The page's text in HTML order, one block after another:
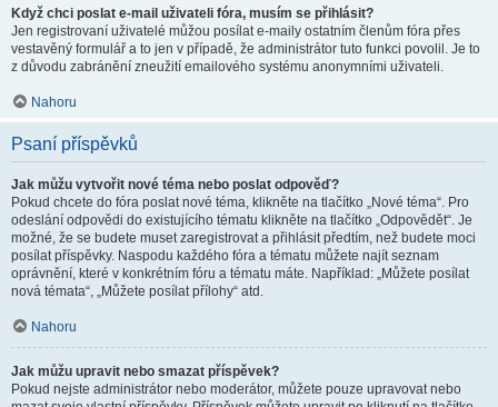
Když chci poslat e-mail uživateli fóra, musím se přihlásit?
Jen registrovaní uživatelé můžou posílat e-maily ostatním členům fóra přes
vestavěný formulář a to jen v případě, že administrátor tuto funkci povolil. Je to
z důvodu zabránění zneužití emailového systému anonymními uživateli.
Nahoru
Psaní příspěvků
Jak můžu vytvořit nové téma nebo poslat odpověď?
Pokud chcete do fóra poslat nové téma, klikněte na tlačítko „Nové téma“. Pro
odeslání odpovědi do existujícího tématu klikněte na tlačítko „Odpovědět“. Je
možné, že se budete muset zaregistrovat a přihlásit předtím, než budete moci
posílat příspěvky. Naspodu každého fóra a tématu můžete najít seznam
oprávnění, které v konkrétním fóru a tématu máte. Například: „Můžete posílat
nová témata“, „Můžete posílat přílohy“ atd.
Nahoru
Jak můžu upravit nebo smazat příspěvek?
Pokud nejste administrátor nebo moderátor, můžete pouze upravovat nebo